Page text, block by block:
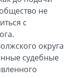
не
с
округа
судебные